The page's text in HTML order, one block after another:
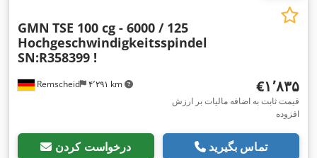
Remscheid ۴٬۲۹۱ km
GMN TSE 100 cg - 6000 / 125
Hochgeschwindigkeitsspindel
SN:R358399 !
‎€۱٬۸۳۵
قیمت ثابت به اضافه مالیات بر ارزش
افزوده
درخواست کردن تماس بگیرید